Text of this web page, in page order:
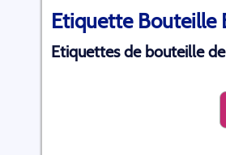
Etiquette Bouteille
Etiquettes de bouteille